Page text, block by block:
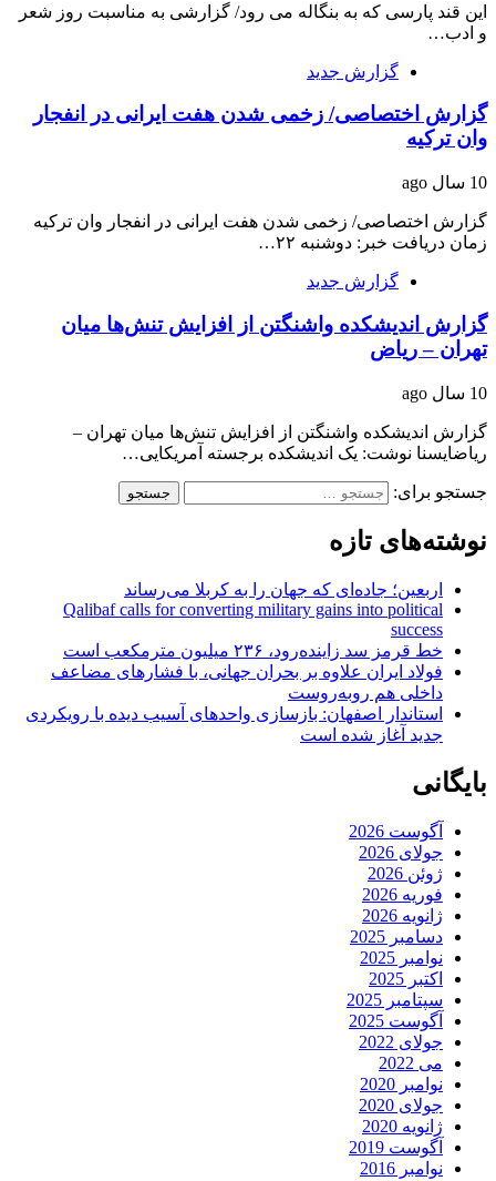
این قند پارسی که به بنگاله می رود/ گزارشی به مناسبت روز شعر
و ادب…
گزارش جدید
گزارش اختصاصی/ زخمی شدن هفت ایرانی در انفجار
وان ترکیه
10 سال ago
گزارش اختصاصی/ زخمی شدن هفت ایرانی در انفجار وان ترکیه
زمان دریافت خبر: دوشنبه ۲۲…
گزارش جدید
گزارش اندیشکده واشنگتن از افزایش تنش‌ها میان
تهران – ریاض
10 سال ago
گزارش اندیشکده واشنگتن از افزایش تنش‌ها میان تهران –
ریاضایسنا نوشت: یک اندیشکده برجسته آمریکایی…
جستجو برای:
نوشته‌های تازه
اربعین؛ جاده‌ای که جهان را به کربلا می‌رساند
Qalibaf calls for converting military gains into political
success
خط قرمز سد زاینده‌رود، ۲۳۶ میلیون مترمکعب است
فولاد ایران علاوه بر بحران جهانی، با فشارهای مضاعف
داخلی هم روبه‌روست
استاندار اصفهان: بازسازی واحدهای آسیب دیده با رویکردی
جدید آغاز شده است
بایگانی
آگوست 2026
جولای 2026
ژوئن 2026
فوریه 2026
ژانویه 2026
دسامبر 2025
نوامبر 2025
اکتبر 2025
سپتامبر 2025
آگوست 2025
جولای 2022
می 2022
نوامبر 2020
جولای 2020
ژانویه 2020
آگوست 2019
نوامبر 2016